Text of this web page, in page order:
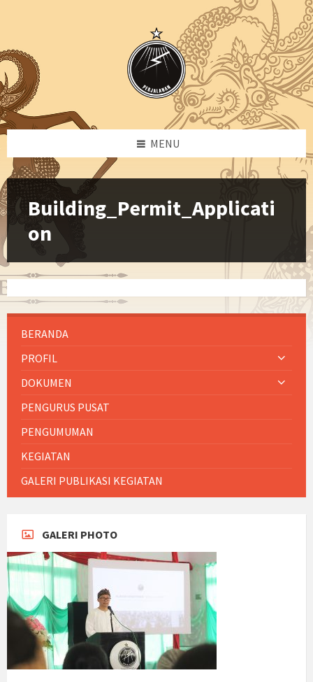
MENU
Building_Permit_Applicati
on
BERANDA
PROFIL
DOKUMEN
PENGURUS PUSAT
PENGUMUMAN
KEGIATAN
GALERI PUBLIKASI KEGIATAN
GALERI PHOTO